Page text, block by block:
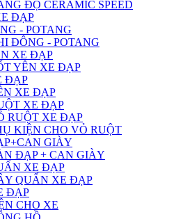
ĐỘ CERAMIC SPEED
ĐẠP
- POTANG
ĐÔNG - POTANG
XE ĐẠP
YÊN XE ĐẠP
ĐẠP
XE ĐẠP
XE ĐẠP
RUỘT XE ĐẠP
KIỆN CHO VỎ RUỘT
GIÀY
ĐẠP + CAN GIÀY
XE ĐẠP
QUẤN XE ĐẠP
ĐẠP
CHO XE